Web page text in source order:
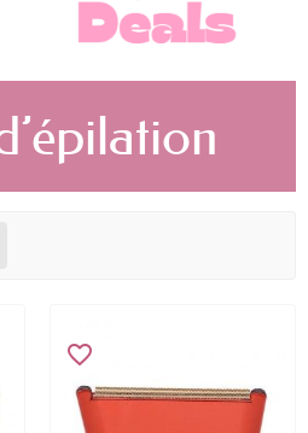
favorite_border